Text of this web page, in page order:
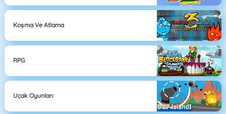
Koşma Ve Atlama
RPG
Uçak Oyunları